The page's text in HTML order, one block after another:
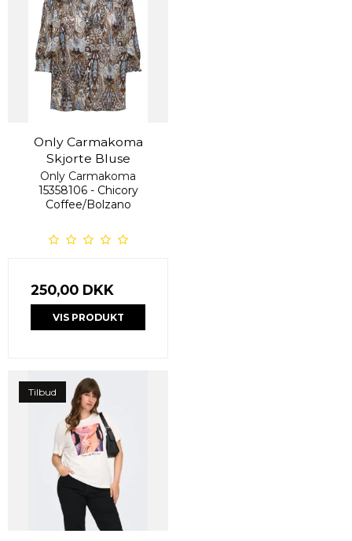
Only Carmakoma
Skjorte Bluse
Only Carmakoma
15358106 - Chicory
Coffee/Bolzano
250,00 DKK
VIS PRODUKT
Tilbud